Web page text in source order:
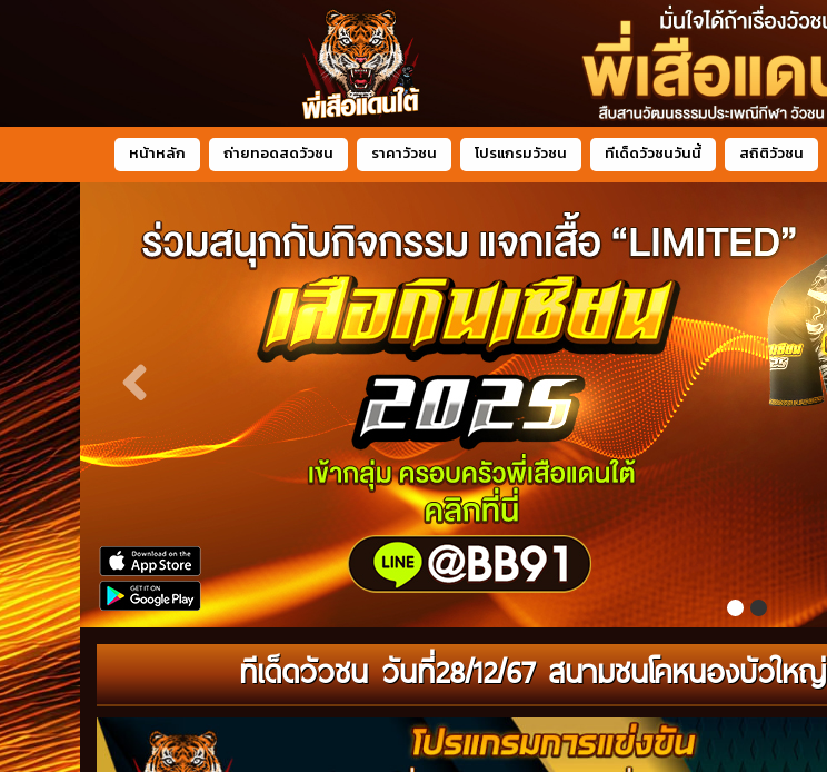
หน้าหลัก ถ่ายทอดสดวัวชน ราคาวัวชน โปรแกรมวัวชน ทีเด็ดวัวชนวันนี้ สถิติวัวชน
ทีเด็ดวัวชน วันที่28/12/67 สนามชนโคหนองบัวใหญ่